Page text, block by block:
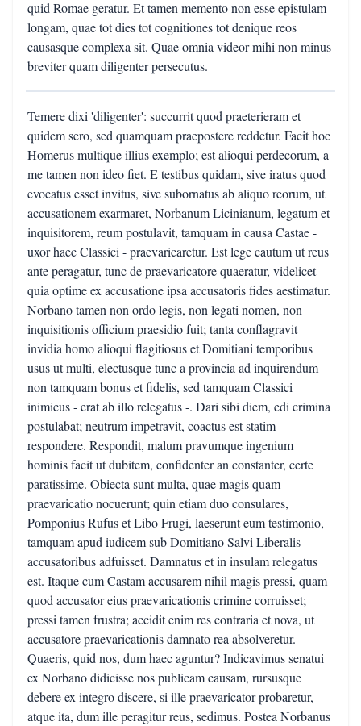
quid Romae geratur. Et tamen memento non esse epistulam
longam, quae tot dies tot cognitiones tot denique reos
causasque complexa sit. Quae omnia videor mihi non minus
breviter quam diligenter persecutus.
Temere dixi 'diligenter': succurrit quod praeterieram et
quidem sero, sed quamquam praepostere reddetur. Facit hoc
Homerus multique illius exemplo; est alioqui perdecorum, a
me tamen non ideo fiet. E testibus quidam, sive iratus quod
evocatus esset invitus, sive subornatus ab aliquo reorum, ut
accusationem exarmaret, Norbanum Licinianum, legatum et
inquisitorem, reum postulavit, tamquam in causa Castae -
uxor haec Classici - praevaricaretur. Est lege cautum ut reus
ante peragatur, tunc de praevaricatore quaeratur, videlicet
quia optime ex accusatione ipsa accusatoris fides aestimatur.
Norbano tamen non ordo legis, non legati nomen, non
inquisitionis officium praesidio fuit; tanta conflagravit
invidia homo alioqui flagitiosus et Domitiani temporibus
usus ut multi, electusque tunc a provincia ad inquirendum
non tamquam bonus et fidelis, sed tamquam Classici
inimicus - erat ab illo relegatus -. Dari sibi diem, edi crimina
postulabat; neutrum impetravit, coactus est statim
respondere. Respondit, malum pravumque ingenium
hominis facit ut dubitem, confidenter an constanter, certe
paratissime. Obiecta sunt multa, quae magis quam
praevaricatio nocuerunt; quin etiam duo consulares,
Pomponius Rufus et Libo Frugi, laeserunt eum testimonio,
tamquam apud iudicem sub Domitiano Salvi Liberalis
accusatoribus adfuisset. Damnatus et in insulam relegatus
est. Itaque cum Castam accusarem nihil magis pressi, quam
quod accusator eius praevaricationis crimine corruisset;
pressi tamen frustra; accidit enim res contraria et nova, ut
accusatore praevaricationis damnato rea absolveretur.
Quaeris, quid nos, dum haec aguntur? Indicavimus senatui
ex Norbano didicisse nos publicam causam, rursusque
debere ex integro discere, si ille praevaricator probaretur,
atque ita, dum ille peragitur reus, sedimus. Postea Norbanus